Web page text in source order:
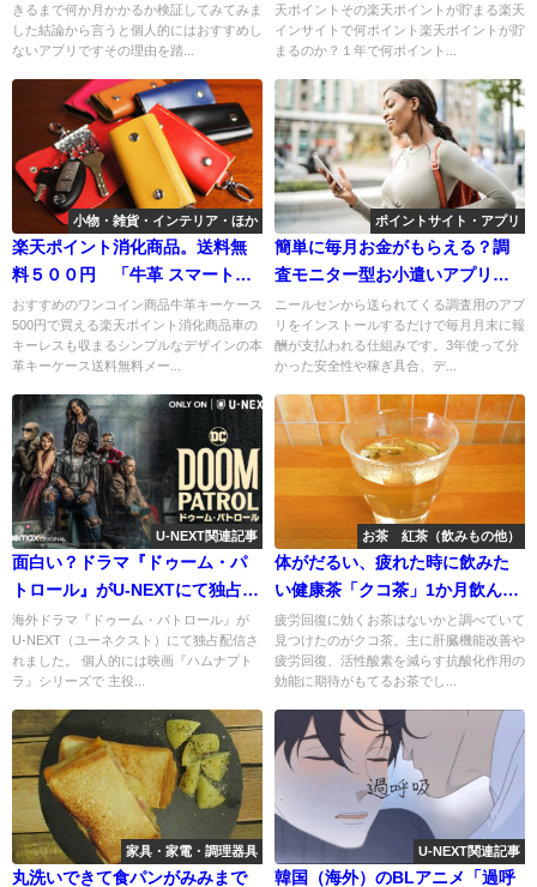
判）とメリットとデメリット
は？
きるまで何か月かかるか検証してみてみま
した結論から言うと個人的にはおすすめし
ないアプリですその理由を踏...
天ポイントその楽天ポイントが貯まる楽天
インサイトで何ポイント楽天ポイントが貯
まるのか？１年で何ポイント...
小物・雑貨・インテリア・ほか
楽天ポイント消化商品。送料無
料５００円 「牛革 スマートキ
ーケース」～シンプルデザイン
で便利な6連フック
おすすめのワンコイン商品牛革キーケース
500円で買える楽天ポイント消化商品車の
キーレスも収まるシンプルなデザインの本
革キーケース送料無料メー...
ポイントサイト・アプリ
簡単に毎月お金がもらえる？調
査モニター型お小遣いアプリ
「ニールセン」３年使って分か
ったメリット・デメリット
ニールセンから送られてくる調査用のアプ
リをインストールするだけで毎月月末に報
酬が支払われる仕組みです。3年使って分
かった安全性や稼ぎ具合、デ...
U-NEXT関連記事
面白い？ドラマ『ドゥーム・パ
トロール』がU-NEXTにて独占配
信！有料？見放題？
海外ドラマ『ドゥーム・パトロール』が
U-NEXT（ユーネクスト）にて独占配信さ
れました。 個人的には映画『ハムナプト
ラ』シリーズで 主役...
お茶 紅茶（飲みもの他）
体がだるい、疲れた時に飲みた
い健康茶「クコ茶」1か月飲んだ
感想・レビュー～疲労回復・冷
え性・生活習慣病に良い
疲労回復に効くお茶はないかと調べていて
見つけたのがクコ茶。主に肝臓機能改善や
疲労回復、活性酸素を減らす抗酸化作用の
効能に期待がもてるお茶でし...
家具・家電・調理器具
丸洗いできて食パンがみみまで
U-NEXT関連記事
韓国（海外）のBLアニメ「過呼